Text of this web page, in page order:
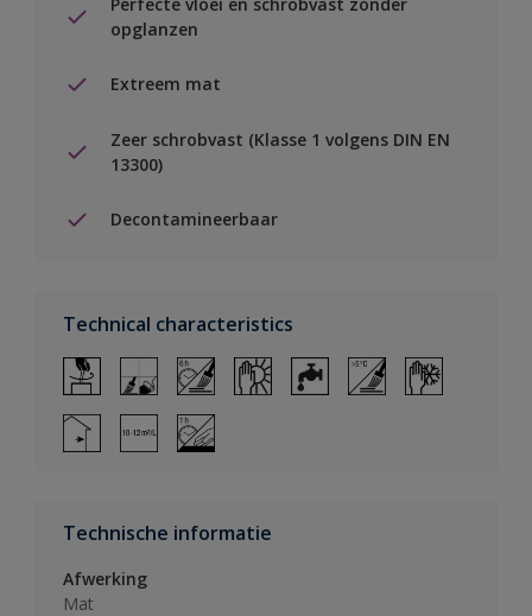
opglanzen
Extreem mat
Zeer schrobvast (Klasse 1 volgens DIN EN
13300)
Decontamineerbaar
Technical characteristics
Technische informatie
Afwerking
Mat